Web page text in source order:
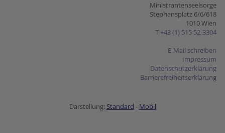
Ministrantenseelsorge
Stephansplatz 6/6/618
1010 Wien
T +43 (1) 515 52-3304
E-Mail schreiben
Impressum
Datenschutzerklärung
Barrierefreiheitserklärung
Darstellung: Standard - Mobil